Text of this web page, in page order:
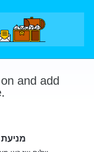
and add